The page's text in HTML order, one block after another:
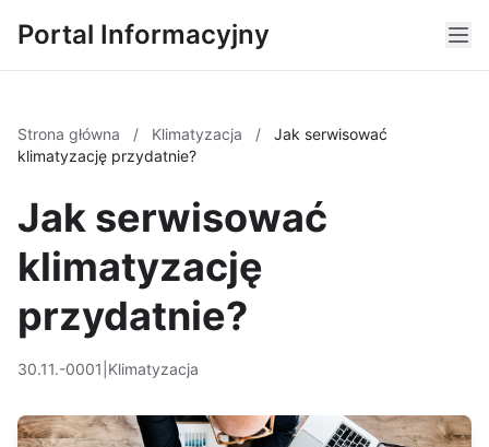
Portal Informacyjny
Strona główna / Klimatyzacja /
Jak serwisować
klimatyzację przydatnie?
Jak serwisować
klimatyzację
przydatnie?
30.11.-0001 Klimatyzacja